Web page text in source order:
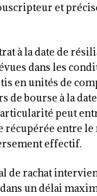
et
à la date de
dans les
en unités de
de bourse à la
peut
récupérée entre le
effectif.
de rachat
un délai